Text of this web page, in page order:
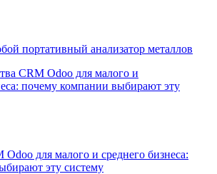
портативный анализатор металлов
для малого и среднего бизнеса:
эту систему